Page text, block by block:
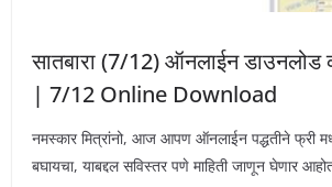
सातबारा (7/12) ऑनलाईन डाउनलोड
| 7/12 Online Download
नमस्कार मित्रांनो, आज आपण ऑनलाईन पद्धतीने फ्री
बघायचा, याबद्दल सविस्तर पणे माहिती जाणून घेणार